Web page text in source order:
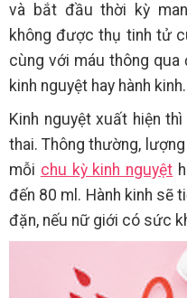
và bắt đầu thời kỳ
không được thụ tinh tử
cùng với máu thông
kinh nguyệt hay hành kinh.
Kinh nguyệt xuất hiện
thai. Thông thường,
mỗi chu kỳ kinh nguyệt
đến 80 ml. Hành kinh sẽ
đặn, nếu nữ giới có sức